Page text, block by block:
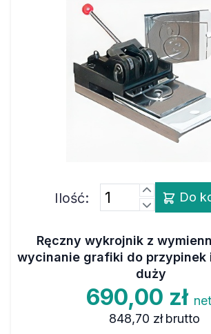
Ilość: Do
Ręczny wykrojnik z
wycinanie grafiki do przypinek
duży
690,00 zł
848,70 zł brutto